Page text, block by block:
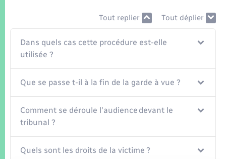
Tout replier Tout déplier
Dans quels cas cette procédure est-elle
utilisée ?
Que se passe t-il à la fin de la garde à vue ?
Comment se déroule l'audience devant le
tribunal ?
Quels sont les droits de la victime ?